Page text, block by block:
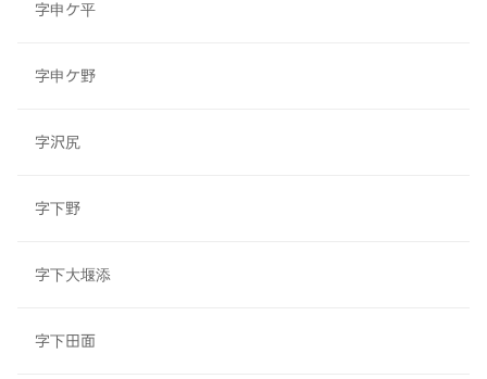
字申ケ平
字申ケ野
字沢尻
字下野
字下大堰添
字下田面